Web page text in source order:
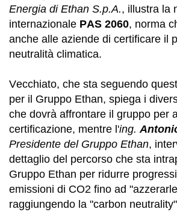
Energia di Ethan S.p.A., illustra la
internazionale PAS 2060, norma
anche alle aziende di certificare il
neutralità climatica.
Vecchiato, che sta seguendo
per il Gruppo Ethan, spiega i
che dovrà affrontare il gruppo per
certificazione, mentre l'ing.
Presidente del Gruppo Ethan,
dettaglio del percorso che sta
Gruppo Ethan per ridurre
emissioni di CO2 fino ad
raggiungendo la "carbon